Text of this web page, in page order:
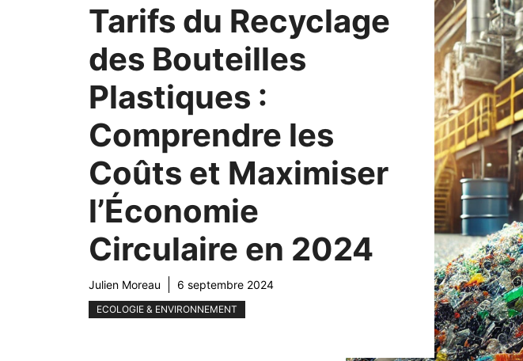
Tarifs du Recyclage
des Bouteilles
Plastiques :
Comprendre les
Coûts et Maximiser
l’Économie
Circulaire en 2024
Julien Moreau 6 septembre 2024
ECOLOGIE & ENVIRONNEMENT